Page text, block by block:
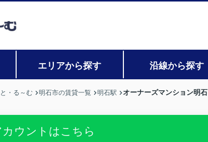
エリアから探す 沿線から探す
・る～む 明石市の賃貸一覧 明石駅 オーナーズマンション明石
ウントはこちら